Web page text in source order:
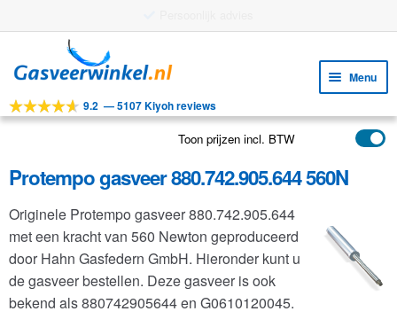
door
navigatie
naar
inhoud
Menu
Tools
Toepassingen
Klantenservice
FAQ
9.2 —5107 Kiyoh reviews
Toon prijzen incl. BTW
Protempo gasveer 880.742.905.644 560N
Originele Protempo gasveer 880.742.905.644
met een kracht van 560 Newton geproduceerd
door Hahn Gasfedern GmbH. Hieronder kunt u
de gasveer bestellen. Deze gasveer is ook
bekend als 880742905644 en G0610120045.